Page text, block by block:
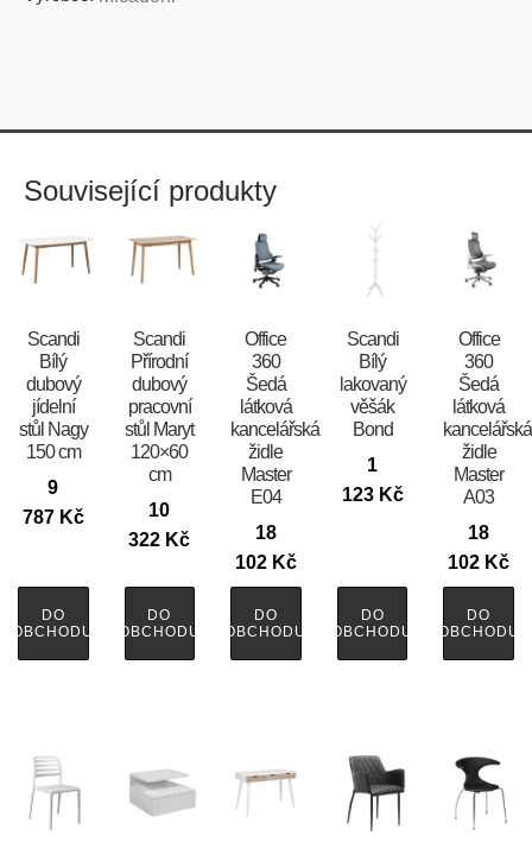
Související produkty
Scandi
Bílý
dubový
jídelní
stůl Nagy
150 cm
9
787 Kč
DO
OBCHODU
Scandi
Přírodní
dubový
pracovní
stůl Maryt
120×60
cm
10
322 Kč
DO
OBCHODU
Office
360
Šedá
látková
kancelářská
židle
Master
E04
18
102 Kč
DO
OBCHODU
Scandi
Bílý
lakovaný
věšák
Bond
1
123 Kč
DO
OBCHODU
Office
360
Šedá
látková
kancelářská
židle
Master
A03
18
102 Kč
DO
OBCHODU